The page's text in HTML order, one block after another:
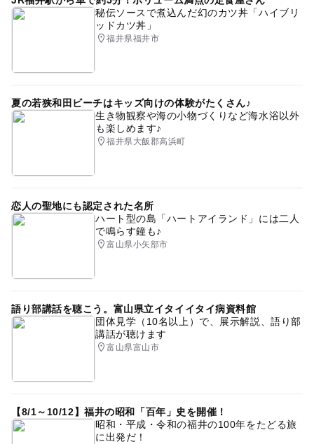
秘伝ソースで煮込んだ幻のカツ丼「ハイブリ
ッドカツ丼」
福井県福井市
夏の若狭和田ビーチはキッズ向けの体験がたくさん♪
生き物観察や海の小物づくりなど海水浴以外
も楽しめます♪
福井県大飯郡高浜町
恋人の聖地にも認定された名所
ハート型の島「ハートアイランド」には二人
で鳴らす鐘も♪
富山県小矢部市
語り部講話を聴こう。富山県立イタイイタイ病資料館
団体見学（10名以上）で、展示解説、語り部
講話が聴けます
富山県富山市
【8/1～10/12】福井の昭和「百年」史を開催！
昭和・平成・令和の福井の100年をたどる旅
に出発だ！